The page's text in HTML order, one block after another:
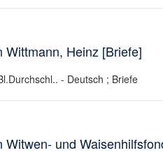
Wittmann, Heinz [Briefe]
- Deutsch ; Briefe
Witwen- und